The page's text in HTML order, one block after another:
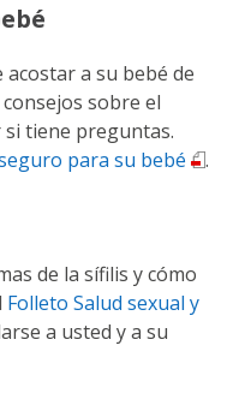
a su bebé de
sobre el
tiene preguntas.
para su bebé .
de la sífilis y cómo
Folleto Salud sexual y
a usted y a su